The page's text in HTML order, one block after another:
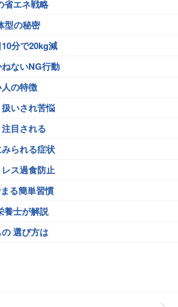
省エネ戦略
型の秘密
分で20kg減
ないNG行動
の特徴
いされ苦悩
目される
られる症状
ス過食防止
る簡単習慣
養士が解説
選び方は